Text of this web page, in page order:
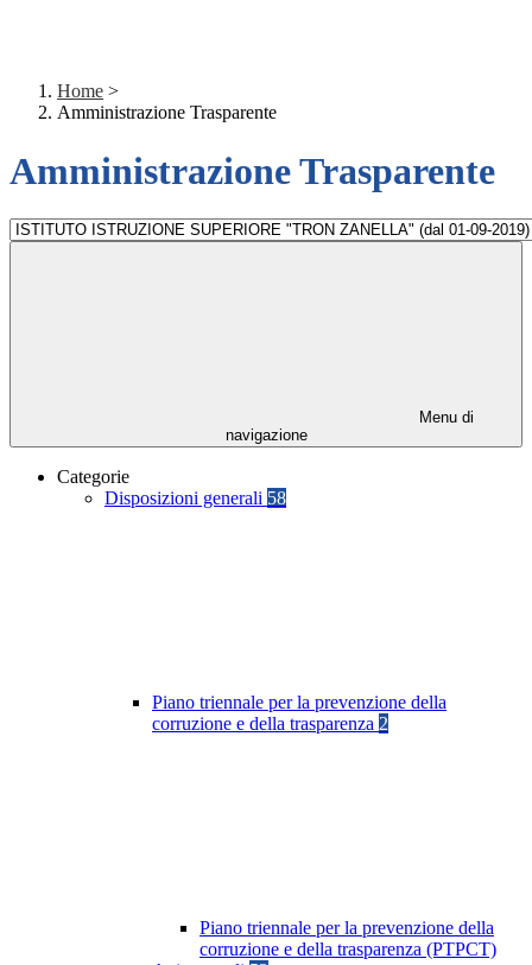
Home >
Amministrazione Trasparente
Amministrazione Trasparente
Menu di
navigazione
Categorie
Disposizioni generali 58
Piano triennale per la prevenzione della
corruzione e della trasparenza 2
Piano triennale per la prevenzione della
corruzione e della trasparenza (PTPCT)